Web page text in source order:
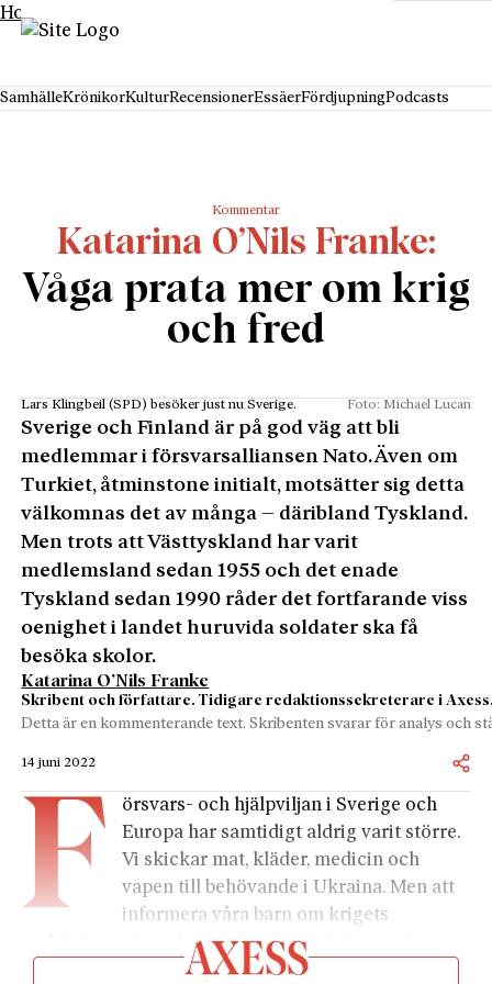
Hoppa till innehåll
SamhälleKrönikorKulturRecensionerEssäerFördjupningPodcasts
Kommentar
Katarina O’Nils Franke
Våga prata mer om krig
och fred
Lars Klingbeil (SPD) besöker just nu Sverige. Foto: Michael Lucan
Sverige och Finland är på god väg att bli
medlemmar i försvarsalliansen Nato. Även om
Turkiet, åtminstone initialt, motsätter sig detta
välkomnas det av många – däribland Tyskland.
Men trots att Västtyskland har varit
medlemsland sedan 1955 och det enade
Tyskland sedan 1990 råder det fortfarande viss
oenighet i landet huruvida soldater ska få
besöka skolor.
Katarina O’Nils Franke
Skribent och författare. Tidigare redaktionssekreterare i
Detta är en kommenterande text. Skribenten svarar för analys och
14 juni 2022
F
örsvars- och hjälpviljan i Sverige och
Europa har samtidigt aldrig varit större.
Vi skickar mat, kläder, medicin och
vapen till behövande i Ukraina. Men att
informera våra barn om krigets
verklighet och ge försvaret ett mänskligt ansikte
oroar tydligen, åtminstone vänstern i Tyskland.